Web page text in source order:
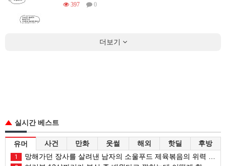
397
0
더보기
실시간 베스트
유머 사건 만화 웃썰 해외 핫딜 후방
1 망해가던 장사를 살려낸 남자의 소울푸드 제육볶음의 위력 ㅋㅋ